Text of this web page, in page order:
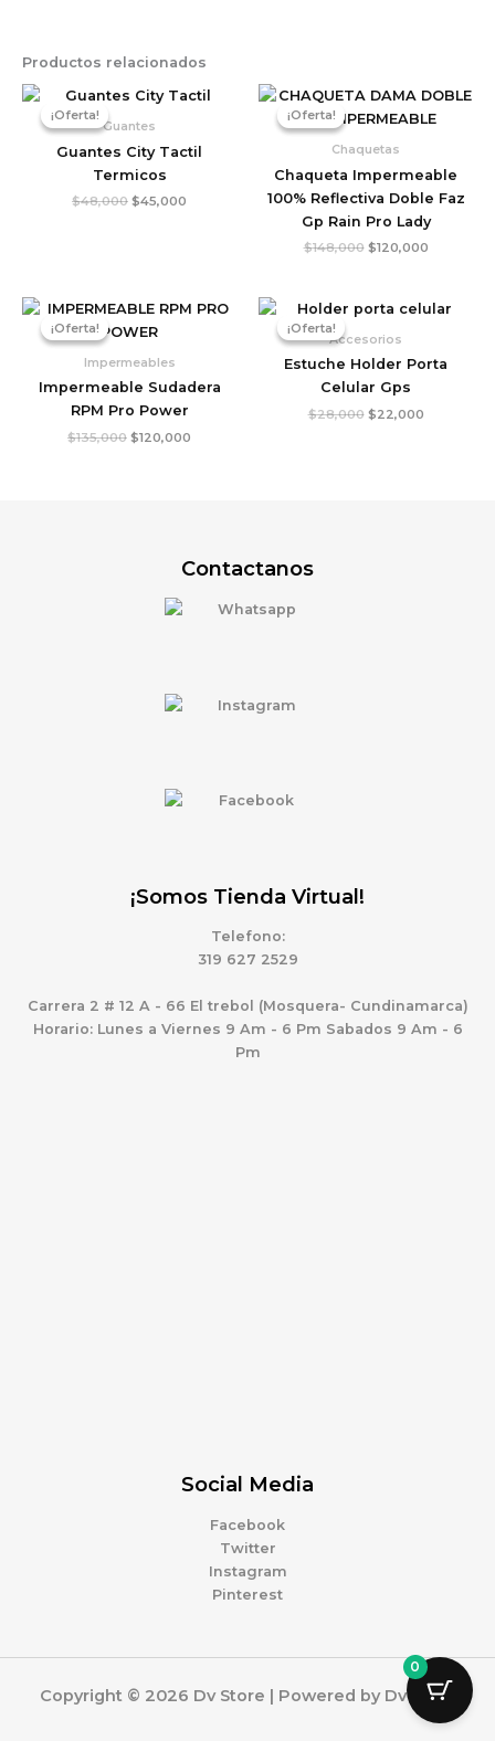
Productos relacionados
¡Oferta!
¡Oferta!
Guantes
Guantes City Tactil
Termicos
$48,000
El
precio
original
$48,000.
$45,000
El
$45,000.
¡Oferta!
¡Oferta!
Chaquetas
Chaqueta Impermeable
100% Reflectiva Doble Faz
Gp Rain Pro Lady
$148,000
El
original
$148,000.
$120,000
El
actual
¡Oferta!
¡Oferta!
Impermeables
Impermeable Sudadera
RPM Pro Power
$135,000
El
precio
original
$135,000.
$120,000
El
precio
¡Oferta!
¡Oferta!
Accesorios
Estuche Holder Porta
Celular Gps
$28,000
El
precio
original
$28,000.
$22,000
El
precio
$22,000.
Contactanos
¡Somos Tienda Virtual!
Telefono:
319 627 2529
Carrera 2 # 12 A - 66 El trebol (Mosquera- Cundinamarca)
Horario: Lunes a Viernes 9 Am - 6 Pm Sabados 9 Am - 6
Pm
Social Media
Facebook
Twitter
Instagram
Pinterest
Copyright © 2026 Dv Store | Powered by Dv Store
0